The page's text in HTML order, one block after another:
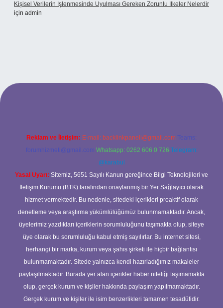
Kişisel Verilerin Işlenmesinde Uyulması Gereken Zorunlu Ilkeler Nelerdir
için admin
Reklam ve İletişim: E-mail: backlinkpaneli@gmail.com Teams:
forumhizmeti@gmail.com Whatsapp: 0262 606 0 726 Telegram:
@karabul
Yasal Uyarı: Sitemiz, 5651 Sayılı Kanun gereğince Bilgi Teknolojileri ve
İletişim Kurumu (BTK) tarafından onaylanmış bir Yer Sağlayıcı olarak
hizmet vermektedir. Bu nedenle, sitedeki içerikleri proaktif olarak
denetleme veya araştırma yükümlülüğümüz bulunmamaktadır. Ancak,
üyelerimiz yazdıkları içeriklerin sorumluluğunu taşımakta olup, siteye
üye olarak bu sorumluluğu kabul etmiş sayılırlar. Bu internet sitesi,
herhangi bir marka, kurum veya şahıs şirketi ile hiçbir bağlantısı
bulunmamaktadır. Sitede yalnızca kendi hazırladığımız makaleler
paylaşılmaktadır. Burada yer alan içerikler haber niteliği taşımamakta
olup, gerçek kurum ve kişiler hakkında paylaşım yapılmamaktadır.
Gerçek kurum ve kişiler ile isim benzerlikleri tamamen tesadüfidir.